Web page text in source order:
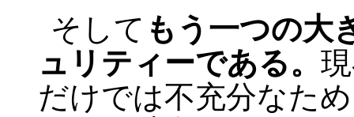
そして もう一つの大
ュリティーである。
だけでは不充分なた